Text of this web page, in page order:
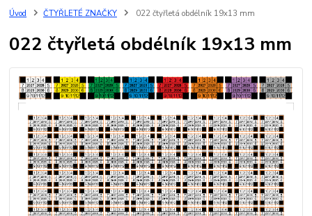
Úvod ČTYŘLETÉ ZNAČKY 022 čtyřletá obdélník 19x13 mm
022 čtyřletá obdélník 19x13 mm